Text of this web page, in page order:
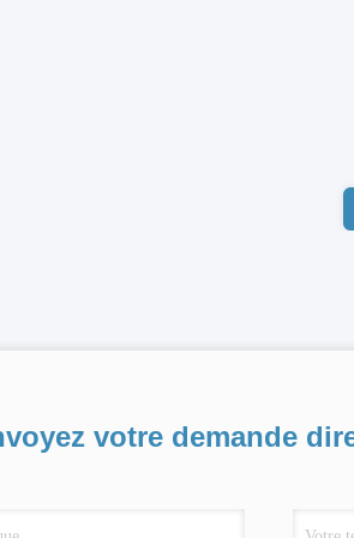
votre demande